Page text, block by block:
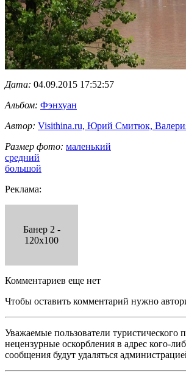
Дата: 04.09.2015 17:52:57
Альбом: Фэнхуан
Автор: Visithina.ru, Юрий Смитюк,
Размер фото: маленький
средний
большой
Реклама:
Банер 2 -
120x100
Комментариев еще нет
Чтобы оставить комментарий нужно
Уважаемые пользователи туристического
нецензурные оскорбления в адрес кого-
сообщения будут удаляться